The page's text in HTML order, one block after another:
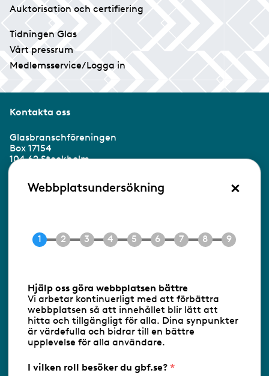
Auktorisation och certifiering
Tidningen Glas
Vårt pressrum
Medlemsservice/Logga in
Kontakta oss
Glasbranschföreningen
Box 17154
104 62 Stockholm
Besöksadress:
Ringvägen 100
E-post info@gbf.se
Följ oss via RSS
Databasens namn:www.gbf.se-
Glasbranschföreningen AB - Ansvarig
Webbplatsundersökning ×
Hjälp oss göra webbplatsen bättre
Vi arbetar kontinuerligt med att förbättra
webbplatsen så att innehållet blir lätt att
hitta och tillgängligt för alla. Dina synpunkter
är värdefulla och bidrar till en bättre
upplevelse för alla användare.
I vilken roll besöker du gbf.se?